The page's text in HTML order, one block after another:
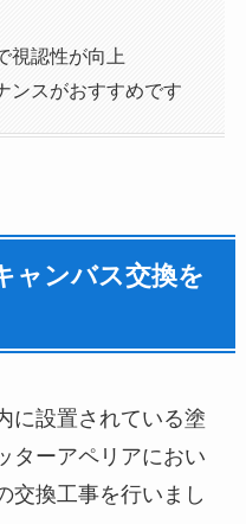
視認性が向上
ンスがおすすめです
ャンバス交換を
に設置されている塗
ターアペリアにおい
交換工事を行いまし